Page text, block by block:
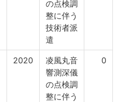
の点検調
整に伴う
技術者派
遣
2020
凌風丸音
響測深儀
の点検調
整に伴う
0